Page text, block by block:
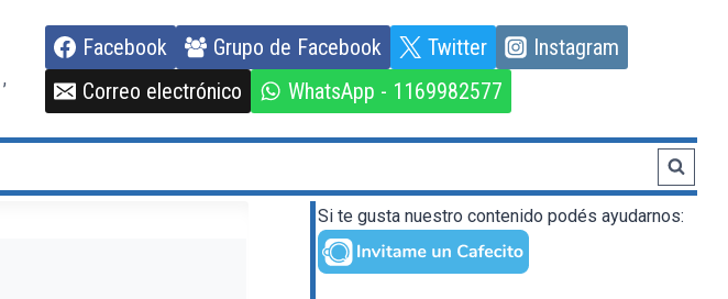
Facebook Grupo de Facebook Twitter
Instagram
Correo electrónico
WhatsApp - 1169982577
Si te gusta nuestro contenido podés ayudarnos: